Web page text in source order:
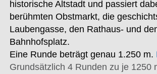
historische Altstadt und passiert
berühmten Obstmarkt, die
Laubengasse, den Rathaus- und
Bahnhofsplatz.
Eine Runde beträgt genau 1.250 m.
Grundsätzlich 4 Runden zu je 1250